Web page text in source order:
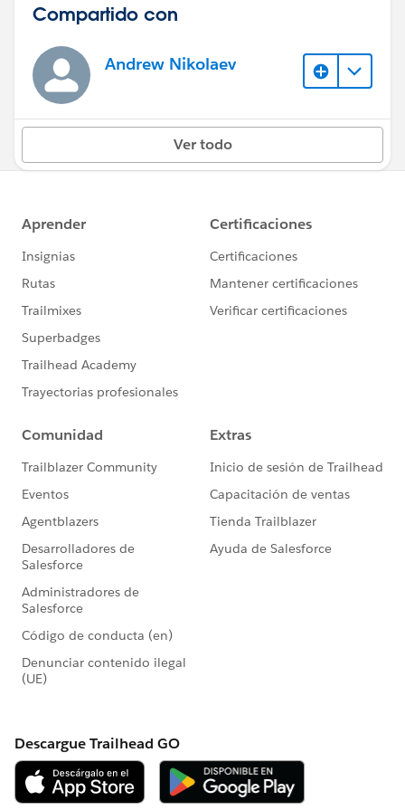
Compartido con
Andrew Nikolaev
Ver todo